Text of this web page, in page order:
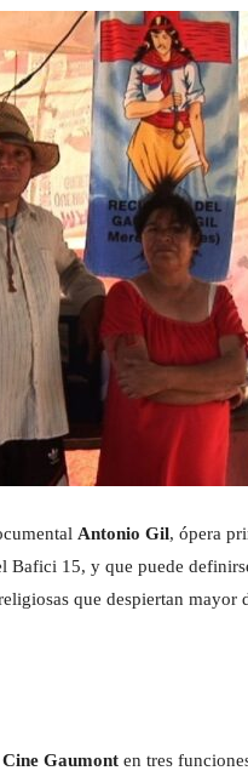
Antonio Gil, ópera
Bafici 15, y que puede
que despiertan
Cine Gaumont en tres